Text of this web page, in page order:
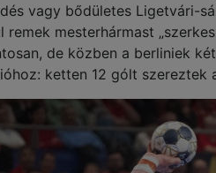
vagy bődületes Ligetvári-
mesterhármast
de közben a berliniek
ketten 12 gólt szereztek